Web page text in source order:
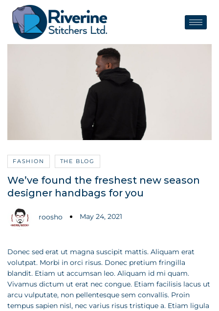
FASHION THE BLOG
We’ve found the freshest new season
designer handbags for you
roosho May 24, 2021
Donec sed erat ut magna suscipit mattis. Aliquam erat
volutpat. Morbi in orci risus. Donec pretium fringilla
blandit. Etiam ut accumsan leo. Aliquam id mi quam.
Vivamus dictum ut erat nec congue. Etiam facilisis lacus ut
arcu vulputate, non pellentesque sem convallis. Proin
tempus sapien nisl, nec varius risus tristique a. Etiam ligula